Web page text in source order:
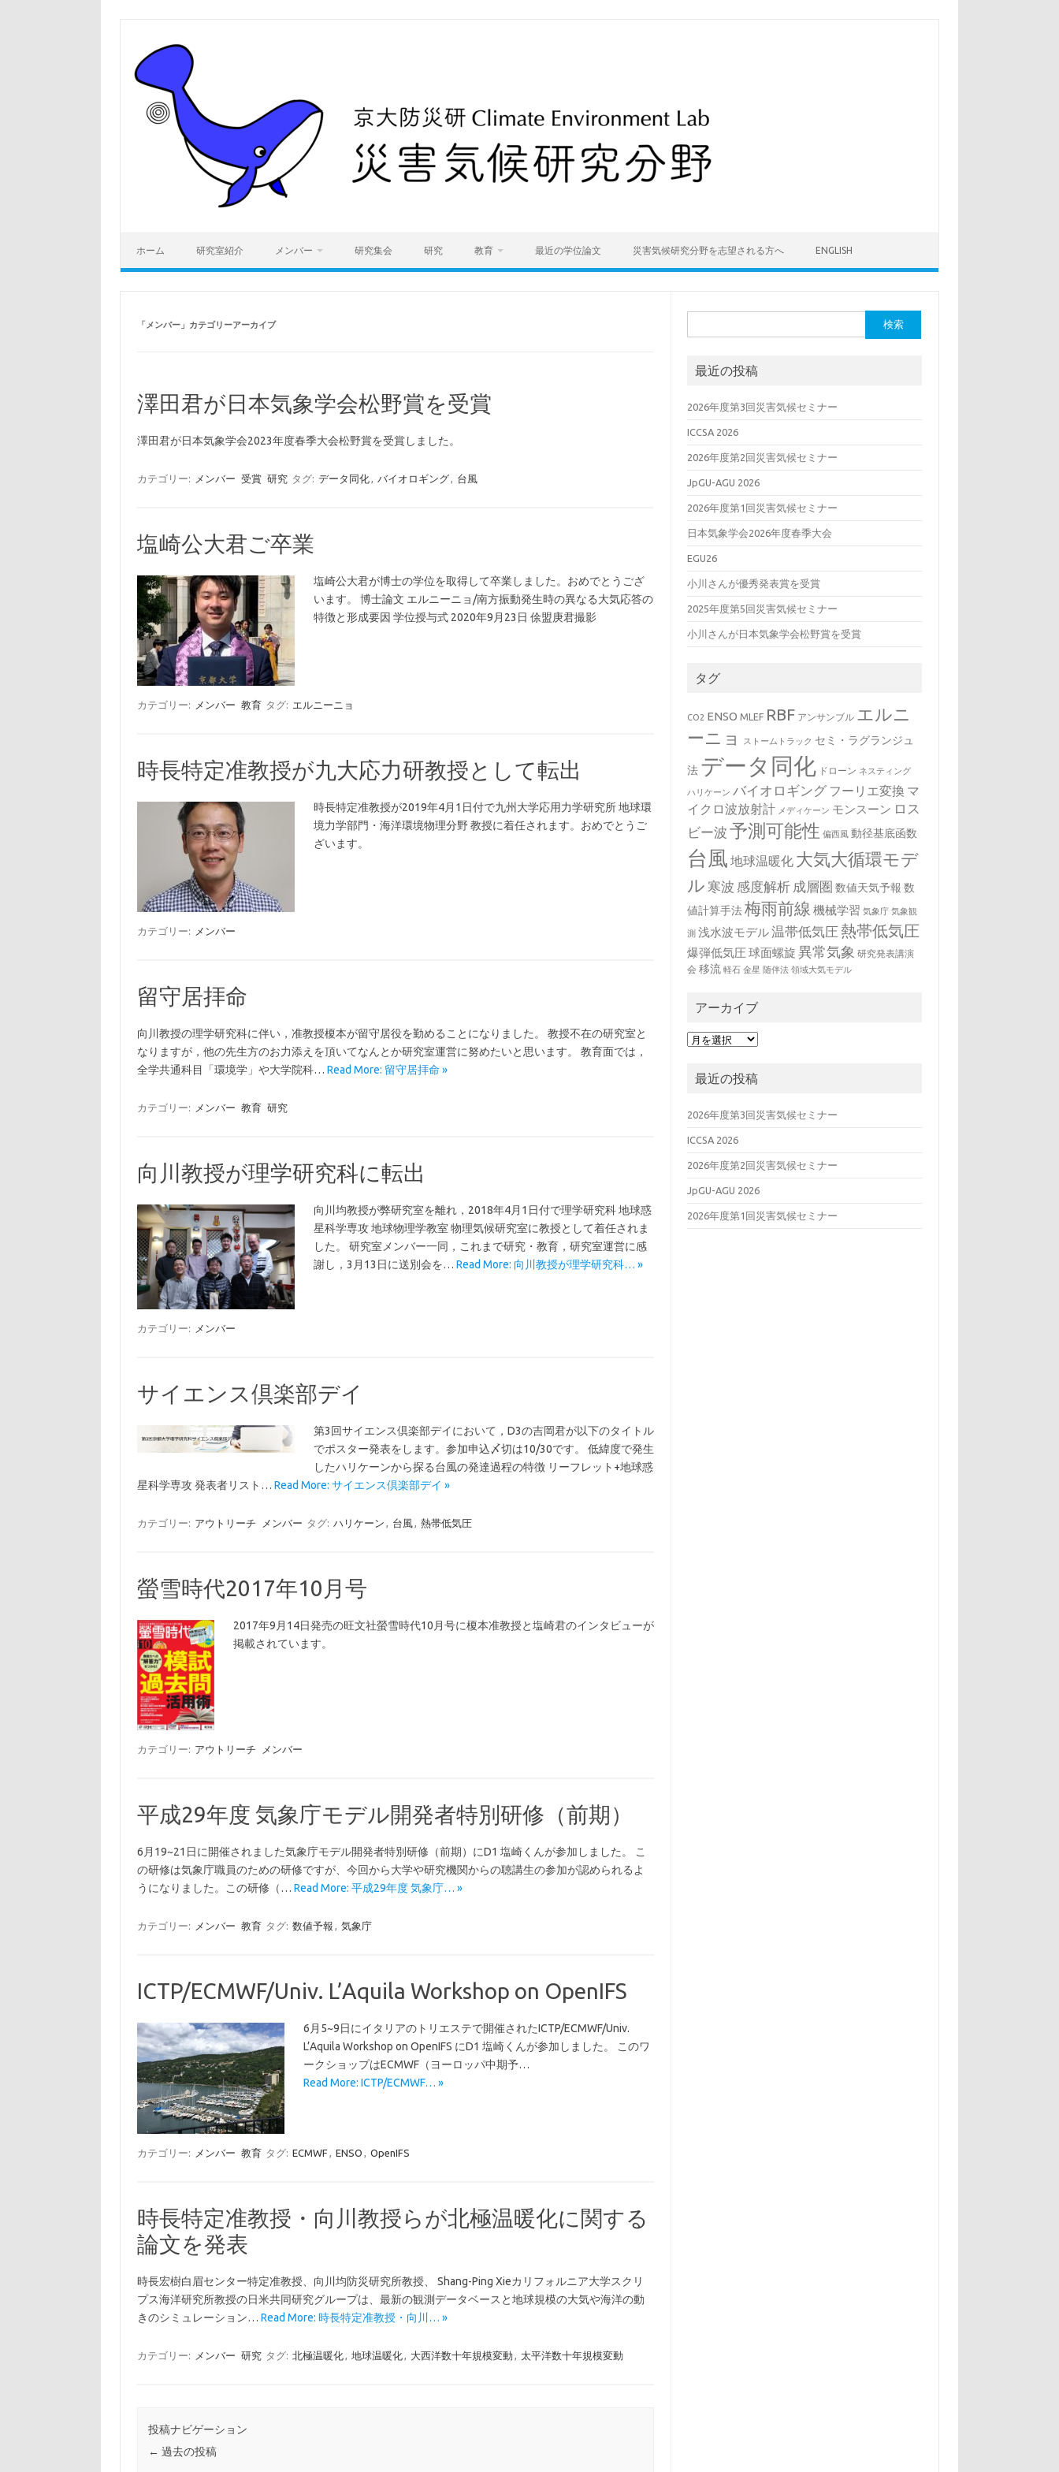
ホーム 研究室紹介 メンバー 研究集会 研究 教育 最近の学位論文 災害気候研究分野を志望される方へ ENGLISH
「メンバー」カテゴリーアーカイブ
澤田君が日本気象学会松野賞を受賞
澤田君が日本気象学会2023年度春季大会松野賞を受賞しました。
カテゴリー: メンバー 受賞 研究 タグ: データ同化, バイオロギング, 台風
塩崎公大君ご卒業
塩崎公大君が博士の学位を取得して卒業しました。おめでとうござ
います。 博士論文 エルニーニョ/南方振動発生時の異なる大気応答の
特徴と形成要因 学位授与式 2020年9月23日 俆盟庚君撮影
カテゴリー: メンバー 教育 タグ: エルニーニョ
時長特定准教授が九大応力研教授として転出
時長特定准教授が2019年4月1日付で九州大学応用力学研究所 地球環
境力学部門・海洋環境物理分野 教授に着任されます。おめでとうご
ざいます。
カテゴリー: メンバー
留守居拝命
向川教授の理学研究科に伴い，准教授榎本が留守居役を勤めることになりました。 教授不在の研究室と
なりますが，他の先生方のお力添えを頂いてなんとか研究室運営に努めたいと思います。 教育面では，
全学共通科目「環境学」や大学院科… Read More: 留守居拝命 »
カテゴリー: メンバー 教育 研究
向川教授が理学研究科に転出
向川均教授が弊研究室を離れ，2018年4月1日付で理学研究科 地球惑
星科学専攻 地球物理学教室 物理気候研究室に教授として着任されま
した。 研究室メンバー一同，これまで研究・教育，研究室運営に感
謝し，3月13日に送別会を… Read More: 向川教授が理学研究科… »
カテゴリー: メンバー
サイエンス倶楽部デイ
第3回サイエンス倶楽部デイにおいて，D3の吉岡君が以下のタイトル
でポスター発表をします。参加申込〆切は10/30です。 低緯度で発生
したハリケーンから探る台風の発達過程の特徴 リーフレット+地球惑
星科学専攻 発表者リスト… Read More: サイエンス倶楽部デイ »
カテゴリー: アウトリーチ メンバー タグ: ハリケーン , 台風, 熱帯低気圧
螢雪時代2017年10月号
2017年9月14日発売の旺文社螢雪時代10月号に榎本准教授と塩崎君のインタビューが
掲載されています。
カテゴリー: アウトリーチ メンバー
平成29年度 気象庁モデル開発者特別研修（前期）
6月19~21日に開催されました気象庁モデル開発者特別研修（前期）にD1 塩崎くんが参加しました。 こ
の研修は気象庁職員のための研修ですが、今回から大学や研究機関からの聴講生の参加が認められるよ
うになりました。この研修（… Read More: 平成29年度 気象庁… »
カテゴリー: メンバー 教育 タグ: 数値予報 , 気象庁
ICTP/ECMWF/Univ. L’Aquila Workshop on OpenIFS
6月5~9日にイタリアのトリエステで開催されたICTP/ECMWF/Univ.
L’Aquila Workshop on OpenIFS にD1 塩崎くんが参加しました。 このワ
ークショップはECMWF（ヨーロッパ中期予…
Read More: ICTP/ECMWF… »
カテゴリー: メンバー 教育 タグ: ECMWF ENSO OpenIFS
時長特定准教授・向川教授らが北極温暖化に関する
論文を発表
時長宏樹白眉センター特定准教授、向川均防災研究所教授、 Shang-Ping Xieカリフォルニア大学スクリ
プス海洋研究所教授の日米共同研究グループは、最新の観測データベースと地球規模の大気や海洋の動
きのシミュレーション… Read More: 時長特定准教授・向川… »
カテゴリー: メンバー 研究 タグ: 北極温暖化 地球温暖化 大西洋数十年規模変動 太平洋数十年規模変動
投稿ナビゲーション
← 過去の投稿
索:
最近の投稿
2026年度第3回災害気候セミナー
ICCSA 2026
2026年度第2回災害気候セミナー
JpGU-AGU 2026
2026年度第1回災害気候セミナー
日本気象学会2026年度春季大会
EGU26
小川さんが優秀発表賞を受賞
2025年度第5回災害気候セミナー
小川さんが日本気象学会松野賞を受賞
タグ
CO2 ENSO MLEF RBF アンサンブル エルニ
ーニョ
ストームトラック セミ・ラグランジュ
法 データ同化 ドローン ネスティング
ハリケーン バイオロギング フーリエ変換 マ
イクロ波放射計 メディケーン モンスーン ロス
ビー波 予測可能性 偏西風 動径基底函数
台風 地球温暖化 大気大循環モデ
ル 寒波 感度解析 成層圏 数値天気予報 数
値計算手法 梅雨前線 機械学習 気象庁 気象観
測 浅水波モデル温帯低気圧 熱帯低気圧
爆弾低気圧球面螺旋 異常気象 研究発表講演
会 移流 軽石 金星 随伴法 領域大気モデル
アーカイブ
ア
イ最近の投稿
2026年度第3回災害気候セミナー
ICCSA 2026
2026年度第2回災害気候セミナー
JpGU-AGU 2026
2026年度第1回災害気候セミナー